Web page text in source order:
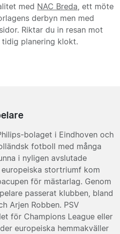
med NAC Breda , ett möte
derbyn men med
Riktar du in resan mot
planering klokt.
bolaget i Eindhoven och
fotboll med många
i nyligen avslutade
europeiska stortriumf kom
för mästarlag. Genom
passerat klubben, bland
Arjen Robben. PSV
för Champions League eller
europeiska hemmakväller